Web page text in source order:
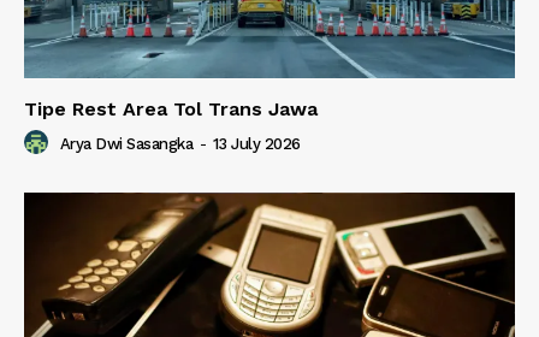
Tipe Rest Area Tol Trans Jawa
Arya Dwi Sasangka - 13 July 2026